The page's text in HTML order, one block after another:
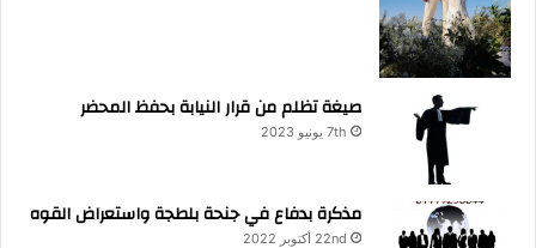
صيغة تظلم من قرار النيابة بحفظ المحضر
7th يونيو 2023
مذكرة بدفاع في جنحة بلطجة واستعراض القوه
22nd أكتوبر 2022